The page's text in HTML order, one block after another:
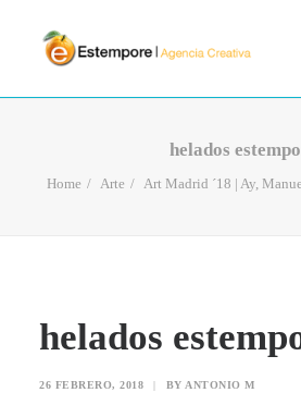
BLOG
SEARCH
helados
Home Arte Art Madrid ´18 | Ay,
helados
26 FEBRERO, 2018 | BY ANTONIO M